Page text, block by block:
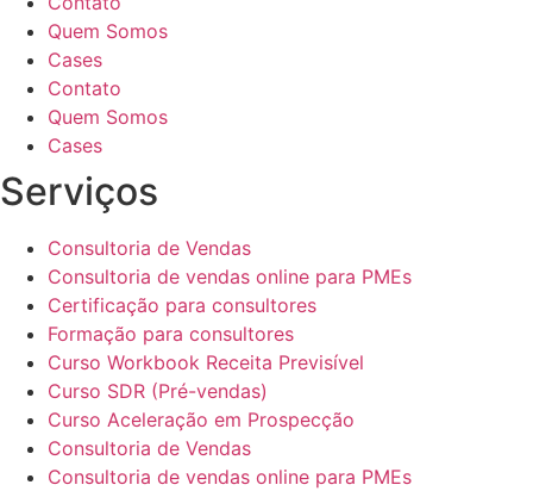
Quem Somos
Cases
Contato
Quem Somos
Cases
Serviços
Consultoria de Vendas
Consultoria de vendas online para PMEs
Certificação para consultores
Formação para consultores
Curso Workbook Receita Previsível
Curso SDR (Pré-vendas)
Curso Aceleração em Prospecção
Consultoria de Vendas
Consultoria de vendas online para PMEs